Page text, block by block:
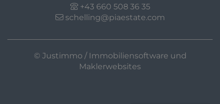
+43 660 508 36 35
schelling@piaestate.com
© Justimmo / Immobiliensoftware und
Maklerwebsites